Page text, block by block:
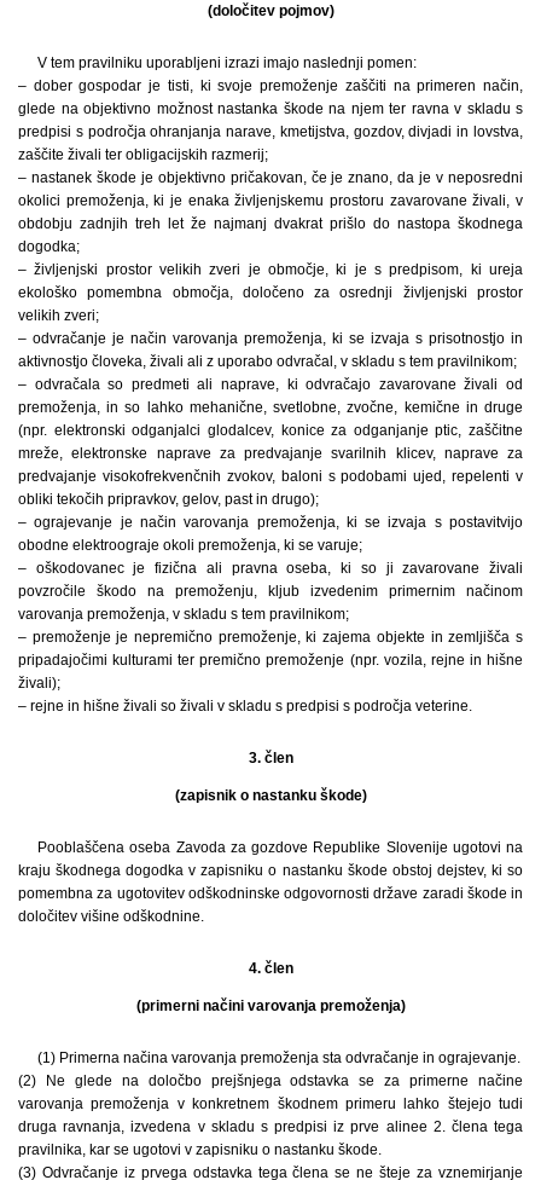
(določitev pojmov)
V tem pravilniku uporabljeni izrazi imajo naslednji pomen:
– dober gospodar je tisti, ki svoje premoženje zaščiti na primeren način,
glede na objektivno možnost nastanka škode na njem ter ravna v skladu s
predpisi s področja ohranjanja narave, kmetijstva, gozdov, divjadi in lovstva,
zaščite živali ter obligacijskih razmerij;
– nastanek škode je objektivno pričakovan, če je znano, da je v neposredni
okolici premoženja, ki je enaka življenjskemu prostoru zavarovane živali, v
obdobju zadnjih treh let že najmanj dvakrat prišlo do nastopa škodnega
dogodka;
– življenjski prostor velikih zveri je območje, ki je s predpisom, ki ureja
ekološko pomembna območja, določeno za osrednji življenjski prostor
velikih zveri;
– odvračanje je način varovanja premoženja, ki se izvaja s prisotnostjo in
aktivnostjo človeka, živali ali z uporabo odvračal, v skladu s tem pravilnikom;
– odvračala so predmeti ali naprave, ki odvračajo zavarovane živali od
premoženja, in so lahko mehanične, svetlobne, zvočne, kemične in druge
(npr. elektronski odganjalci glodalcev, konice za odganjanje ptic, zaščitne
mreže, elektronske naprave za predvajanje svarilnih klicev, naprave za
predvajanje visokofrekvenčnih zvokov, baloni s podobami ujed, repelenti v
obliki tekočih pripravkov, gelov, past in drugo);
– ograjevanje je način varovanja premoženja, ki se izvaja s postavitvijo
obodne elektroograje okoli premoženja, ki se varuje;
– oškodovanec je fizična ali pravna oseba, ki so ji zavarovane živali
povzročile škodo na premoženju, kljub izvedenim primernim načinom
varovanja premoženja, v skladu s tem pravilnikom;
– premoženje je nepremično premoženje, ki zajema objekte in zemljišča s
pripadajočimi kulturami ter premično premoženje (npr. vozila, rejne in hišne
živali);
– rejne in hišne živali so živali v skladu s predpisi s področja veterine.
3. člen
(zapisnik o nastanku škode)
Pooblaščena oseba Zavoda za gozdove Republike Slovenije ugotovi na
kraju škodnega dogodka v zapisniku o nastanku škode obstoj dejstev, ki so
pomembna za ugotovitev odškodninske odgovornosti države zaradi škode in
določitev višine odškodnine.
4. člen
(primerni načini varovanja premoženja)
(1) Primerna načina varovanja premoženja sta odvračanje in ograjevanje.
(2) Ne glede na določbo prejšnjega odstavka se za primerne načine
varovanja premoženja v konkretnem škodnem primeru lahko štejejo tudi
druga ravnanja, izvedena v skladu s predpisi iz prve alinee 2. člena tega
pravilnika, kar se ugotovi v zapisniku o nastanku škode.
(3) Odvračanje iz prvega odstavka tega člena se ne šteje za vznemirjanje